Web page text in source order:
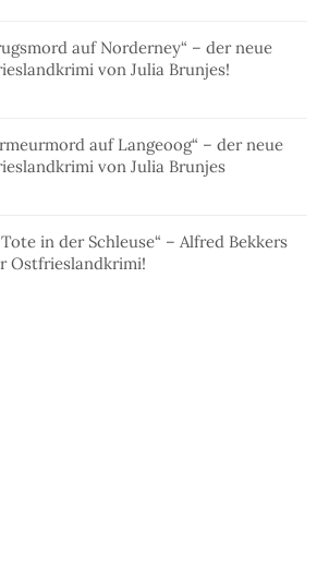
auf Norderney“ – der neue
von Julia Brunjes!
auf Langeoog“ – der neue
von Julia Brunjes
in der Schleuse“ – Alfred Bekkers
Ostfrieslandkrimi!